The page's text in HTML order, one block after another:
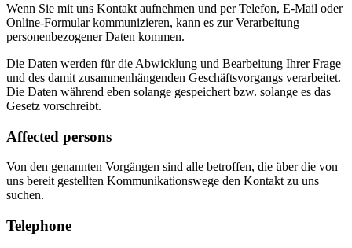
Wenn Sie mit uns Kontakt aufnehmen und per Telefon, E-Mail oder
Online-Formular kommunizieren, kann es zur Verarbeitung
personenbezogener Daten kommen.
Die Daten werden für die Abwicklung und Bearbeitung Ihrer Frage
und des damit zusammenhängenden Geschäftsvorgangs verarbeitet.
Die Daten während eben solange gespeichert bzw. solange es das
Gesetz vorschreibt.
Affected persons
Von den genannten Vorgängen sind alle betroffen, die über die von
uns bereit gestellten Kommunikationswege den Kontakt zu uns
suchen.
Telephone